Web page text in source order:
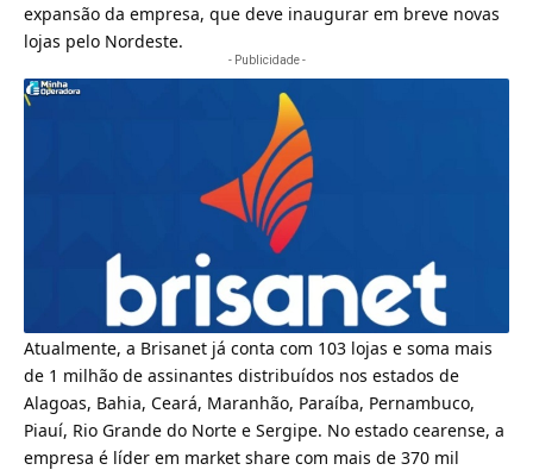
expansão da empresa, que deve inaugurar em breve novas
lojas pelo Nordeste.
- Publicidade -
Atualmente, a Brisanet já conta com 103 lojas e soma mais
de 1 milhão de assinantes distribuídos nos estados de
Alagoas, Bahia, Ceará, Maranhão, Paraíba, Pernambuco,
Piauí, Rio Grande do Norte e Sergipe. No estado cearense, a
empresa é líder em market share com mais de 370 mil